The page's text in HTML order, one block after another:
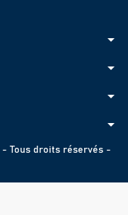
arrow_drop_down
arrow_drop_down
arrow_drop_down
arrow_drop_down
- Tous droits réservés -